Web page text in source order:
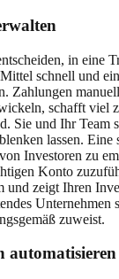
in eine
schnell und
Zahlungen
schafft viel
Sie und Ihr Team
lassen.
Investoren zu
Konto
und zeigt Ihren
Unternehmen
zuweist.
automatisieren